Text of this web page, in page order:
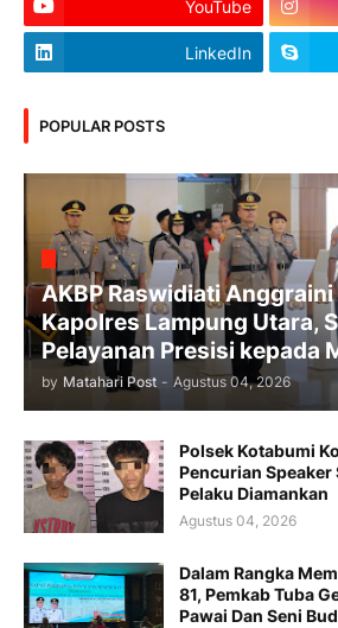
YouTube
LinkedIn
POPULAR POSTS
AKBP Raswidiati
Kapolres Lampung Utara,
Pelayanan Presisi kepada
by Matahari Post - Agustus 04, 2026
Polsek Kotabumi
Pencurian Speaker
Pelaku Diamankan
Agustus 04, 2026
Dalam Rangka
81, Pemkab Tuba
Pawai Dan Seni